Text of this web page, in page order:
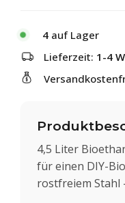
4 auf Lager
Lieferzeit: 1-4
4,5 Liter
für einen DIY-
rostfreiem Stahl